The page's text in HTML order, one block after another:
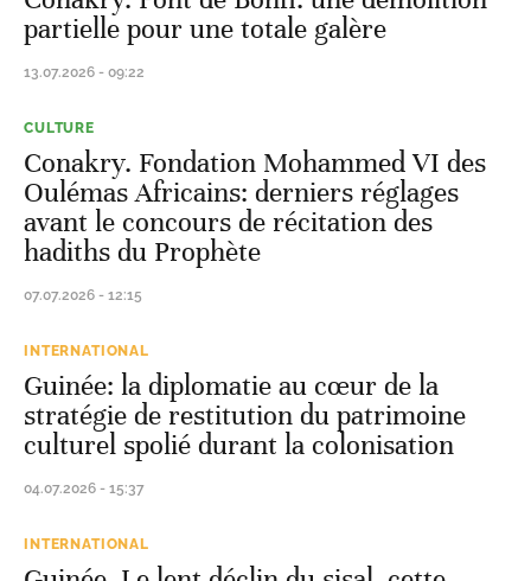
partielle pour une totale galère
13.07.2026 - 09:22
CULTURE
Conakry. Fondation Mohammed VI des
Oulémas Africains: derniers réglages
avant le concours de récitation des
hadiths du Prophète
07.07.2026 - 12:15
INTERNATIONAL
Guinée: la diplomatie au cœur de la
stratégie de restitution du patrimoine
culturel spolié durant la colonisation
04.07.2026 - 15:37
INTERNATIONAL